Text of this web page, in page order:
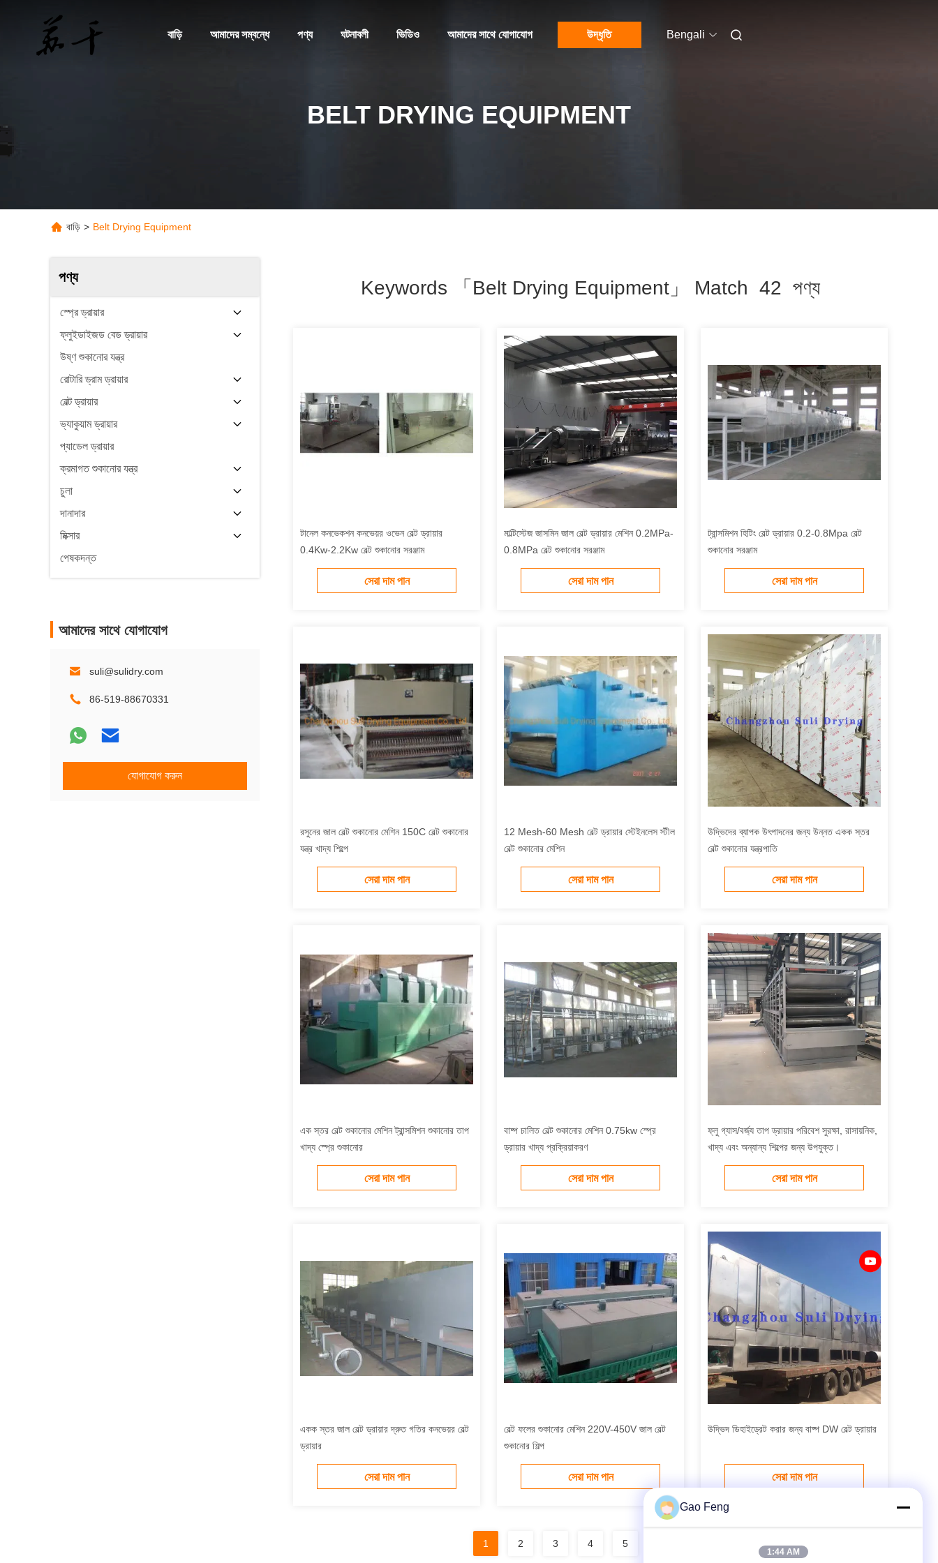
বাড়ি আমাদের সম্বন্ধে পণ্য ঘটনাবলী ভিডিও আমাদের সাথে যোগাযোগ উদ্ধৃতি Bengali
BELT DRYING EQUIPMENT
বাড়ি > Belt Drying Equipment
পণ্য
স্প্রে ড্রায়ার
ফ্লুইডাইজড বেড ড্রায়ার
উষ্ণ শুকানোর যন্ত্র
রোটারি ড্রাম ড্রায়ার
বেল্ট ড্রায়ার
ভ্যাকুয়াম ড্রায়ার
প্যাডেল ড্রায়ার
ক্রমাগত শুকানোর যন্ত্র
চুলা
দানাদার
মিক্সার
পেষকদন্ত
আমাদের সাথে যোগাযোগ
suli@sulidry.com
86-519-88670331
যোগাযোগ করুন
Keywords 「belt Drying Equipment」 Match 42 পণ্য
টানেল কনভেকশন কনভেয়র ওভেন বেল্ট ড্রায়ার
0.4Kw-2.2Kw বেল্ট শুকানোর সরঞ্জাম
সেরা দাম পান
মাল্টিস্টেজ জাসমিন জাল বেল্ট ড্রায়ার মেশিন 0.2MPa-
0.8MPa বেল্ট শুকানোর সরঞ্জাম
সেরা দাম পান
ট্রান্সমিশন হিটিং বেল্ট ড্রায়ার 0.2-0.8Mpa বেল্ট
শুকানোর সরঞ্জাম
সেরা দাম পান
রসুনের জাল বেল্ট শুকানোর মেশিন 150C বেল্ট শুকানোর
যন্ত্র খাদ্য শিল্পে
সেরা দাম পান
12 Mesh-60 Mesh বেল্ট ড্রায়ার স্টেইনলেস স্টীল
বেল্ট শুকানোর মেশিন
সেরা দাম পান
উদ্ভিদের ব্যাপক উৎপাদনের জন্য উন্নত একক স্তর
বেল্ট শুকানোর যন্ত্রপাতি
সেরা দাম পান
এক স্তর বেল্ট শুকানোর মেশিন ট্রান্সমিশন শুকানোর তাপ
খাদ্য স্প্রে শুকানোর
সেরা দাম পান
বাষ্প চালিত বেল্ট শুকানোর মেশিন 0.75kw স্প্রে
ড্রায়ার খাদ্য প্রক্রিয়াকরণ
সেরা দাম পান
ফ্লু গ্যাস/বর্জ্য তাপ ড্রায়ার পরিবেশ সুরক্ষা, রাসায়নিক,
খাদ্য এবং অন্যান্য শিল্পের জন্য উপযুক্ত।
সেরা দাম পান
একক স্তর জাল বেল্ট ড্রায়ার দ্রুত গতির কনভেয়র বেল্ট
ড্রায়ার
সেরা দাম পান
বেল্ট ফলের শুকানোর মেশিন 220V-450V জাল বেল্ট
শুকানোর শিল্প
সেরা দাম পান
উদ্ভিদ ডিহাইড্রেট করার জন্য বাষ্প DW বেল্ট ড্রায়ার
সেরা দাম পান
1 2 3 4 5
Gao Feng
1:44 AM